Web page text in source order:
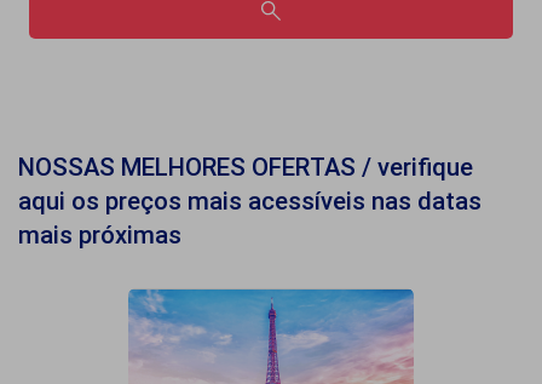
NOSSAS MELHORES OFERTAS / verifique
aqui os preços mais acessíveis nas datas
mais próximas